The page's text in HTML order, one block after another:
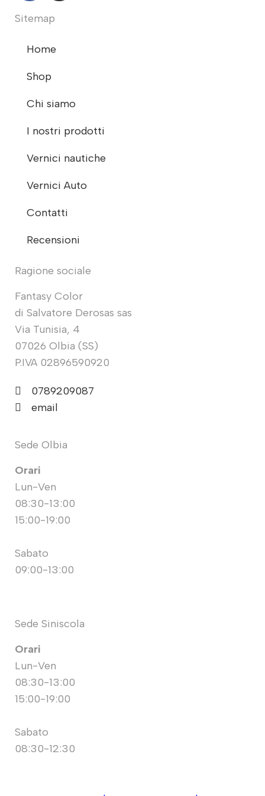
Sitemap
Home
Shop
Chi siamo
I nostri prodotti
Vernici nautiche
Vernici Auto
Contatti
Recensioni
Ragione sociale
Fantasy Color
di Salvatore Derosas sas
Via Tunisia, 4
07026 Olbia (SS)
P.IVA 02896590920
0789209087
email
Sede Olbia
Orari
Lun-Ven
08:30-13:00
15:00-19:00
Sabato
09:00-13:00
Sede Siniscola
Orari
Lun-Ven
08:30-13:00
15:00-19:00
Sabato
08:30-12:30